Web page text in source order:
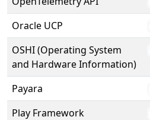
Oracle UCP
OSHI (Operating System
and Hardware Information)
Payara
Play Framework